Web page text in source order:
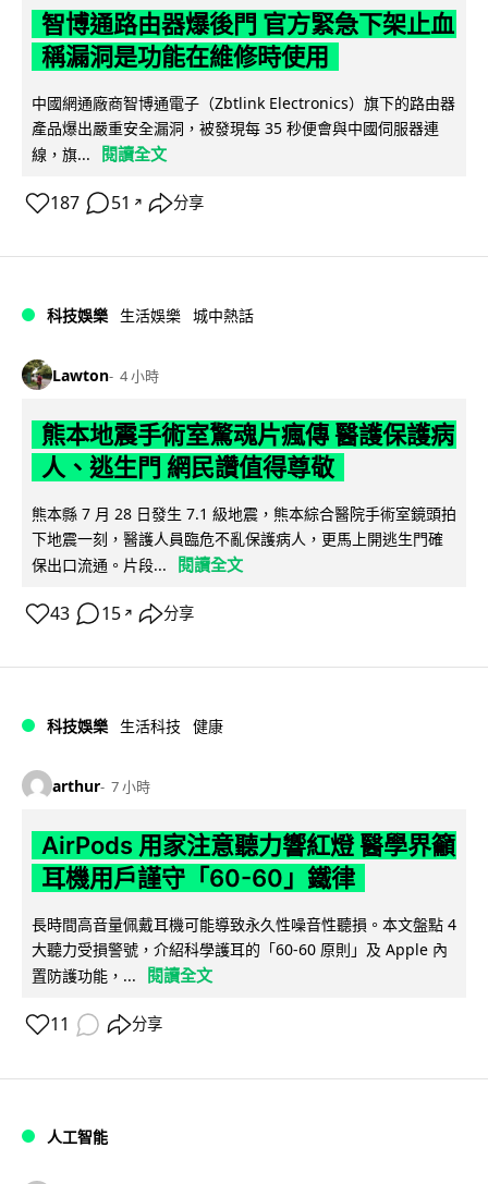
智博通路由器爆後門 官方緊急下架止血
稱漏洞是功能在維修時使用
中國網通廠商智博通電子（Zbtlink Electronics）旗下的路由器
產品爆出嚴重安全漏洞，被發現每 35 秒便會與中國伺服器連
線，旗...
閱讀全文
187 51 ↗ 分享
科技娛樂 生活娛樂 城中熱話
Lawton 4 小時
熊本地震手術室驚魂片瘋傳 醫護保護病
人、逃生門 網民讚值得尊敬
熊本縣 7 月 28 日發生 7.1 級地震，熊本綜合醫院手術室鏡頭拍
下地震一刻，醫護人員臨危不亂保護病人，更馬上開逃生門確
保出口流通。片段...
閱讀全文
43 15 ↗ 分享
科技娛樂 生活科技 健康
arthur 7 小時
AirPods 用家注意聽力響紅燈 醫學界籲
耳機用戶謹守「60-60」鐵律
長時間高音量佩戴耳機可能導致永久性噪音性聽損。本文盤點 4
大聽力受損警號，介紹科學護耳的「60-60 原則」及 Apple 內
置防護功能，...
閱讀全文
11 分享
人工智能